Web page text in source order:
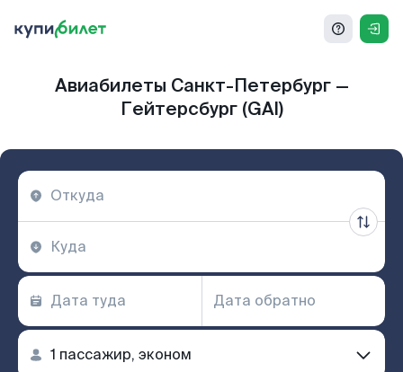
Авиабилеты Санкт-Петербург —
Гейтерсбург (GAI)